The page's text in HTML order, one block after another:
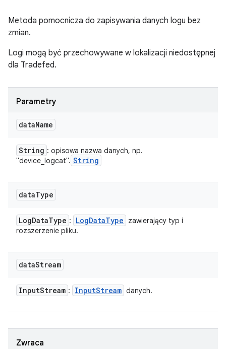
Metoda pomocnicza do zapisywania danych logu bez
zmian.
Logi mogą być przechowywane w lokalizacji niedostępnej
dla Tradefed.
Parametry
dataName
String : opisowa nazwa danych, np.
"device_logcat". String
dataType
LogDataType : LogDataType
zawierający typ i
rozszerzenie pliku.
dataStream
InputStream : InputStream danych.
Zwraca